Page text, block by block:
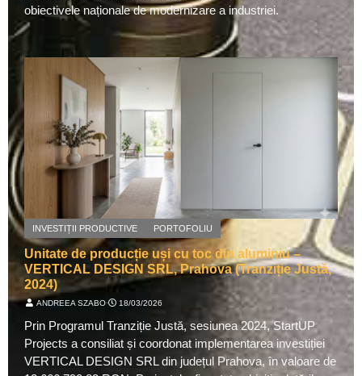
obiectivele naționale de modernizare a industriei.
INVESTIȚII PRODUCTIVE PORTOFOLIU
Unitate de producție uși cu toc din aluminiu –
VERTICAL DESIGN SRL, Prahova (Tranziție Justă,
2024)
ANDREEA SZABO⋅ 18/03/2026
Prin Programul Tranziție Justă, sesiunea 2024, StartUP
Projects a consiliat și coordonat implementarea investiției
VERTICAL DESIGN SRL din județul Prahova, în valoare de